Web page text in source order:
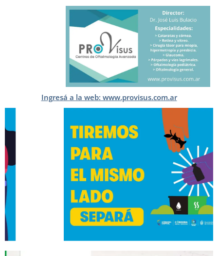
Ingresá a la web: www.provisus.com.ar